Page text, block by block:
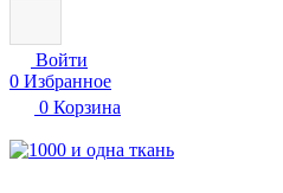
Войти
0 Избранное
0 Корзина